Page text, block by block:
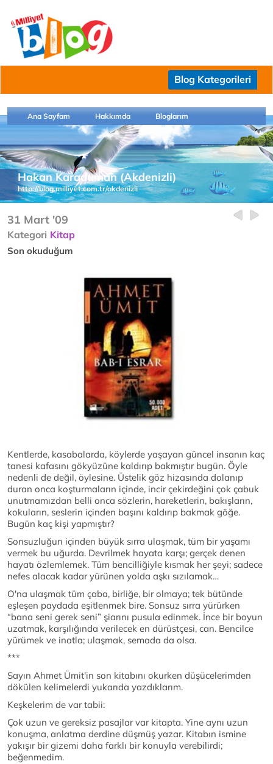
Blog Kategorileri
Ana Sayfam Hakkımda Bloglarım
Hakan Karaduman (Akdenizli)
http://blog.milliyet.com.tr/akdenizli
31 Mart '09
Kategori Kitap
Son okuduğum
Kentlerde, kasabalarda, köylerde yaşayan güncel insanın kaç
tanesi kafasını gökyüzüne kaldırıp bakmıştır bugün. Öyle
nedenli de değil, öylesine. Üstelik göz hizasında dolanıp
duran onca koşturmaların içinde, incir çekirdeğini çok çabuk
unutmamızdan belli onca sözlerin, hareketlerin, bakışların,
kokuların, seslerin içinden başını kaldırıp bakmak göğe.
Bugün kaç kişi yapmıştır?
Sonsuzluğun içinden büyük sırra ulaşmak, tüm bir yaşamı
vermek bu uğurda. Devrilmek hayata karşı; gerçek denen
hayatı özlemlemek. Tüm bencilliğiyle kısmak her şeyi; sadece
nefes alacak kadar yürünen yolda aşkı sızılamak…
O'na ulaşmak tüm çaba, birliğe, bir olmaya; tek bütünde
eşleşen paydada eşitlenmek bire. Sonsuz sırra yürürken
“bana seni gerek seni” şiarını pusula edinmek. İnce bir boyun
uzatmak, karşılığında verilecek en dürüstçesi, can. Bencilce
yürümek ve inatla; ulaşmak, semada da olsa.
***
Sayın Ahmet Ümit'in son kitabını okurken düşücelerimden
dökülen kelimelerdi yukarıda yazdıklarım.
Keşkelerim de var tabii:
Çok uzun ve gereksiz pasajlar var kitapta. Yine aynı uzun
konuşma, anlatma derdine düşmüş yazar. Kitabın ismine
yakışır bir gizemi daha farklı bir konuyla verebilirdi;
beğenmedim.